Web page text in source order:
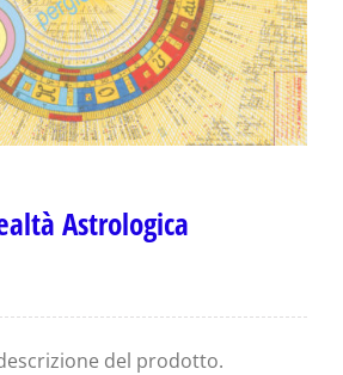
Astrologica
del prodotto.